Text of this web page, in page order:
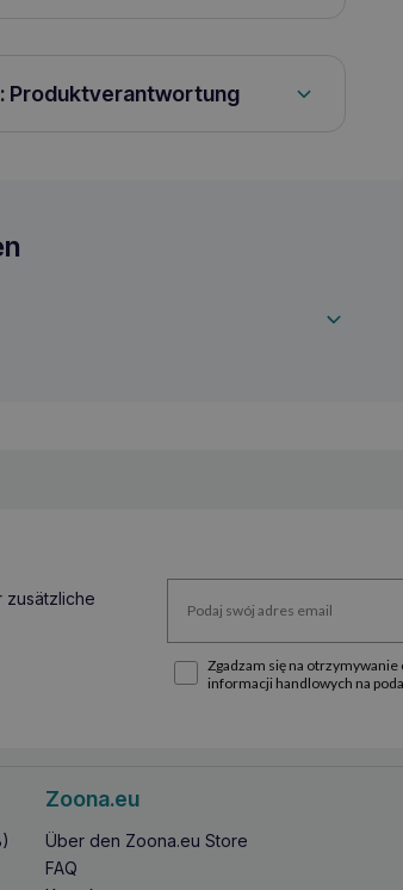
Produktverantwortung
zusätzliche
Zgadzam się na otrzymywanie
informacji handlowych na
Zoona.eu
Über den Zoona.eu Store
FAQ